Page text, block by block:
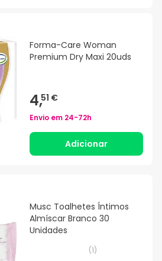
Forma-Care Woman
Premium Dry Maxi 20uds
4,51 €
Envio em 24-72h
Adicionar
Musc Toalhetes Íntimos
Almíscar Branco 30
Unidades
(1)